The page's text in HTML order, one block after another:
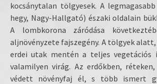
kocsánytalan tölgyesek. A
hegy, Nagy-Hallgató) északi oldalain
A lombkorona záródása
aljnövényzete fajszegény. A tölgyek
erdei utak mentén a teljes vegetációs
valamilyen virág. Az erdőkben,
védett növényfaj él, s több ismert